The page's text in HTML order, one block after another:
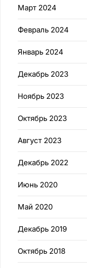
Март 2024
Февраль 2024
Январь 2024
Декабрь 2023
Ноябрь 2023
Октябрь 2023
Август 2023
Декабрь 2022
Июнь 2020
Май 2020
Декабрь 2019
Октябрь 2018